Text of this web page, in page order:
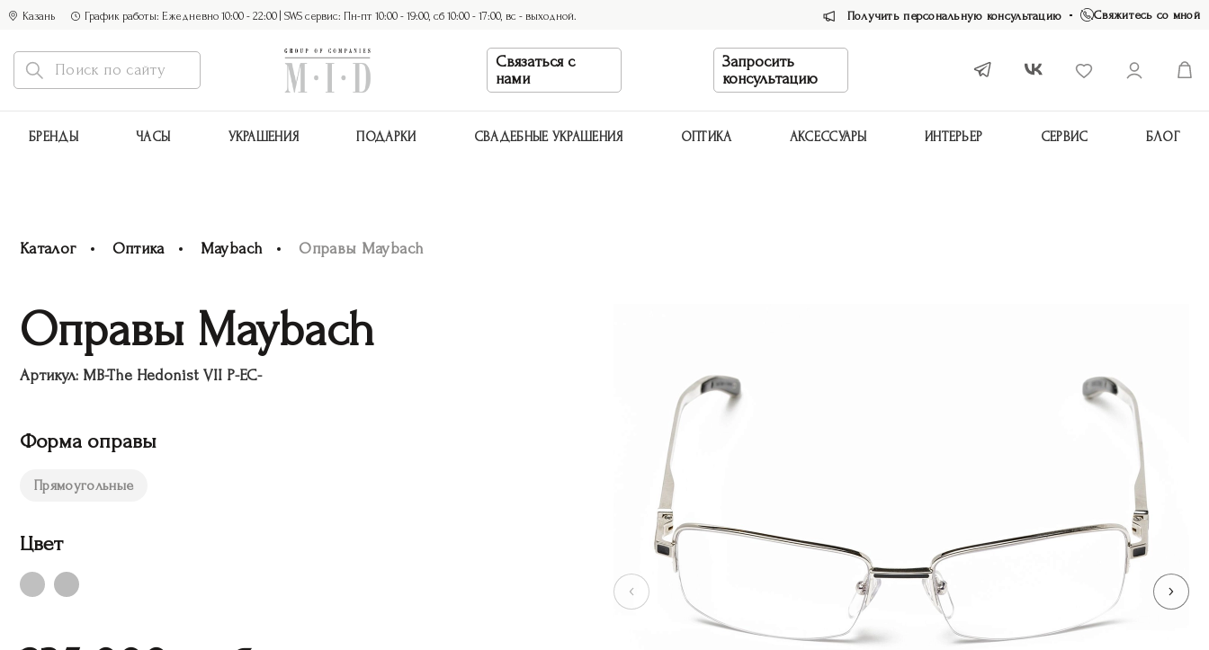
Казань График работы: Ежедневно 10:00 - 22:00 | SWS сервис: Пн-пт 10:00 - 19:00, сб 10:00 - 17:00, вс - выходной. Получить персональную консультацию Свяжитесь со мной
Связаться с
нами
Запросить
консультацию
БРЕНДЫ ЧАСЫ УКРАШЕНИЯ ПОДАРКИ СВАДЕБНЫЕ УКРАШЕНИЯ ОПТИКА АКСЕССУАРЫ ИНТЕРЬЕР СЕРВИС БЛОГ
Каталог Оптика Maybach Оправы Maybach
Оправы Maybach
Артикул: MB-The Hedonist VII P-EC-
Форма оправы
Прямоугольные
Цвет